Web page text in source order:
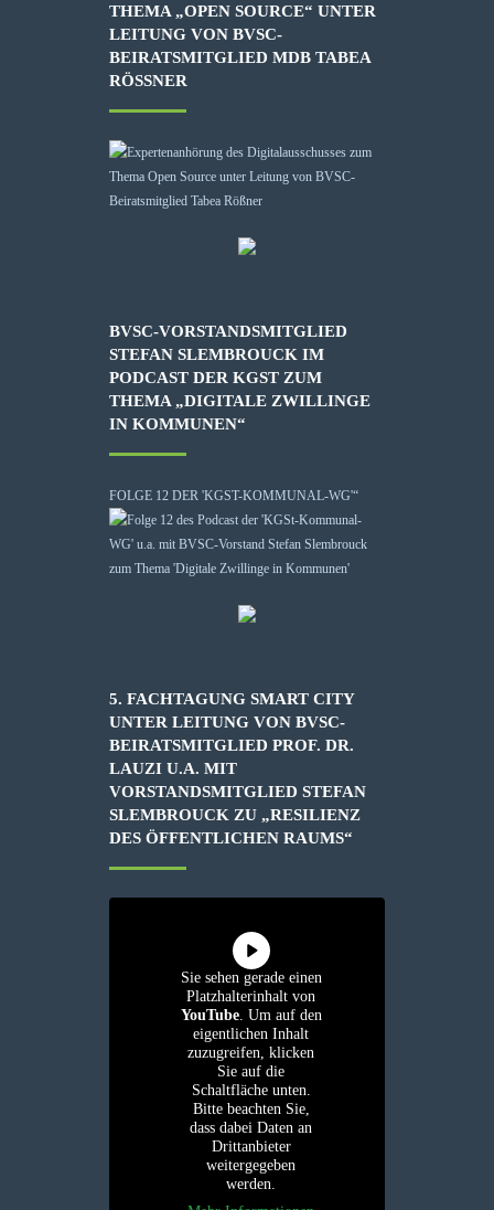
THEMA „OPEN SOURCE“ UNTER
LEITUNG VON BVSC-
BEIRATSMITGLIED MDB TABEA
RÖSSNER
BVSC-VORSTANDSMITGLIED
STEFAN SLEMBROUCK IM
PODCAST DER KGST ZUM
THEMA „DIGITALE ZWILLINGE
IN KOMMUNEN“
FOLGE 12 DER 'KGST-KOMMUNAL-WG'“
5. FACHTAGUNG SMART CITY
UNTER LEITUNG VON BVSC-
BEIRATSMITGLIED PROF. DR.
LAUZI U.A. MIT
VORSTANDSMITGLIED STEFAN
SLEMBROUCK ZU „RESILIENZ
DES ÖFFENTLICHEN RAUMS“
Sie sehen gerade einen
Platzhalterinhalt von
YouTube. Um auf den
eigentlichen Inhalt
zuzugreifen, klicken
Sie auf die
Schaltfläche unten.
Bitte beachten Sie,
dass dabei Daten an
Drittanbieter
weitergegeben
werden.